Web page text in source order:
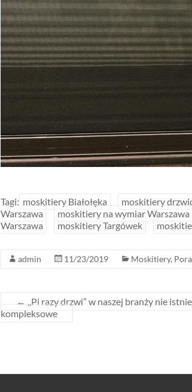
Tagi: moskitiery Białołęka moskitiery
Warszawa
moskitiery na wymiar Warszawa
Warszawa
moskitiery Targówek
admin 11/23/2019 Moskitiery,
←
,,Pi razy drzwi” w naszej branży nie
kompleksowe